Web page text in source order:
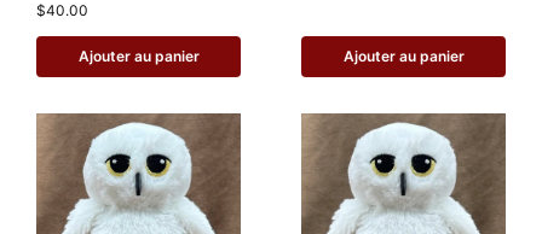
$40.00
Ajouter au panier Ajouter au panier